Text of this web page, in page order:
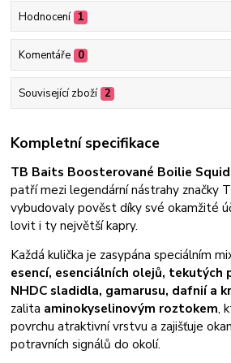
Hodnocení 1
Komentáře 0
Související zboží 2
Kompletní specifikace
TB Baits Boosterované Boilie
patří mezi legendární nástrahy značky
vybudovaly pověst díky své okamžité
lovit i ty největší kapry.
Každá kulička je zasypána speciálním
esencí, esenciálních olejů, tekutých
NHDC sladidla, gamarusu, dafnií a
zalita aminokyselinovým roztokem,
povrchu atraktivní vrstvu a zajišťuje
potravních signálů do okolí.